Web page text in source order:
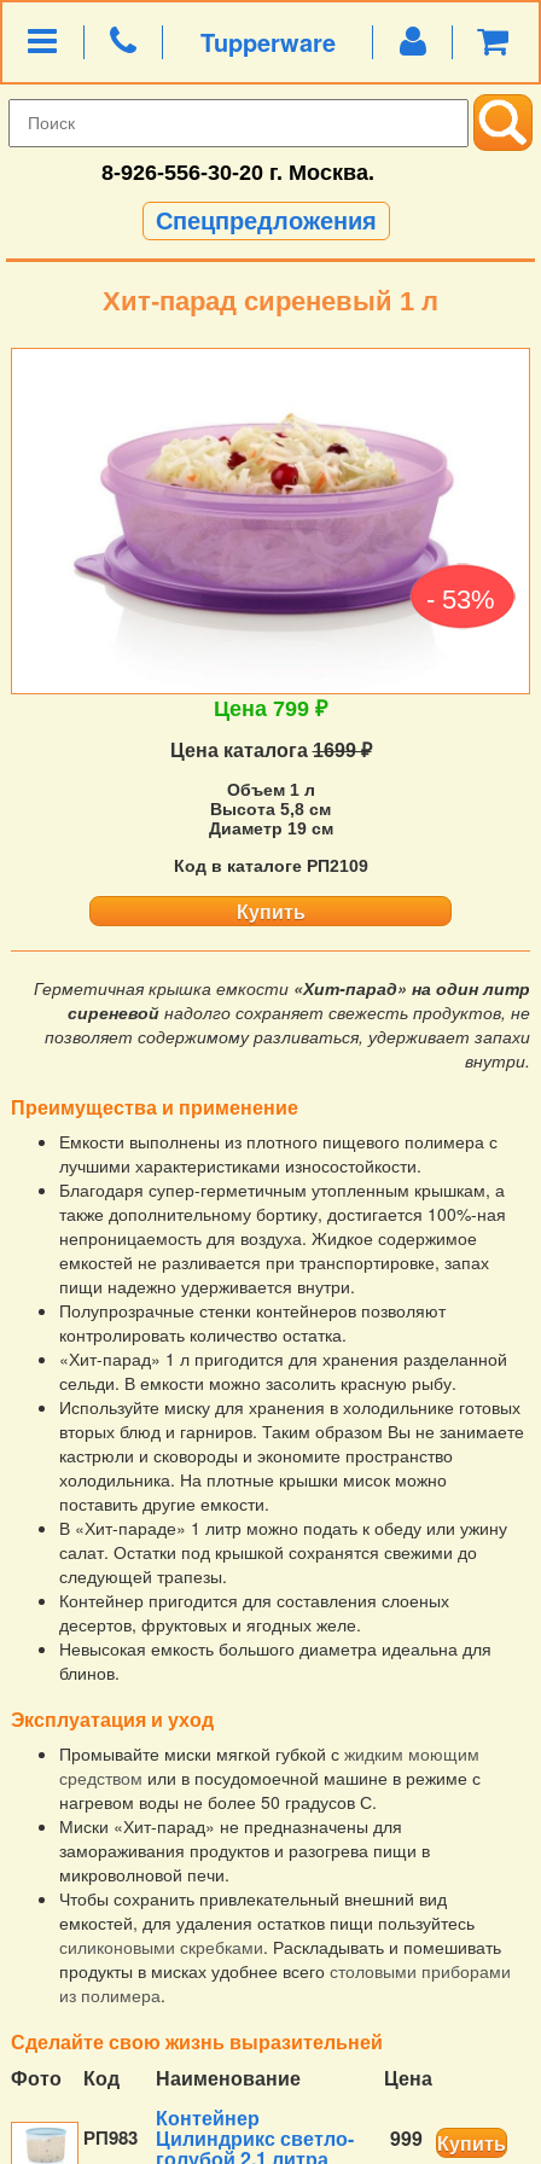
Tupperware
8-926-556-30-20г. Москва.
Спецпредложения
Хит-парад сиреневый 1 л
- 53%
Цена 799 ₽
Цена каталога1699 ₽
Объем 1 л
Высота 5,8 см
Диаметр 19 см
Код в каталоге РП2109
Купить
Герметичная крышка емкости «Хит-парад» на один литр
сиреневойнадолго сохраняет свежесть продуктов, не
позволяет содержимому разливаться, удерживает запахи
внутри.
Преимущества и применение
Емкости выполнены из плотного пищевого полимера с
лучшими характеристиками износостойкости.
Благодаря супер-герметичным утопленным крышкам, а
также дополнительному бортику, достигается 100%-ная
непроницаемость для воздуха. Жидкое содержимое
емкостей не разливается при транспортировке, запах
пищи надежно удерживается внутри.
Полупрозрачные стенки контейнеров позволяют
контролировать количество остатка.
«Хит-парад» 1 л пригодится для хранения разделанной
сельди. В емкости можно засолить красную рыбу.
Используйте миску для хранения в холодильнике готовых
вторых блюд и гарниров. Таким образом Вы не занимаете
кастрюли и сковороды и экономите пространство
холодильника. На плотные крышки мисок можно
поставить другие емкости.
В «Хит-параде» 1 литр можно подать к обеду или ужину
салат. Остатки под крышкой сохранятся свежими до
следующей трапезы.
Контейнер пригодится для составления слоеных
десертов, фруктовых и ягодных желе.
Невысокая емкость большого диаметра идеальна для
блинов.
Эксплуатация и уход
Промывайте миски мягкой губкой сжидким моющим
средством или в посудомоечной машине в режиме с
нагревом воды не более 50 градусов С.
Миски «Хит-парад» не предназначены для
замораживания продуктов и разогрева пищи в
микроволновой печи.
Чтобы сохранить привлекательный внешний вид
емкостей, для удаления остатков пищи пользуйтесь
силиконовыми скребками. Раскладывать и помешивать
продукты в мисках удобнее всегостоловыми приборами
из полимера.
Сделайте свою жизнь выразительней
Фото
Код Наименование Цена
РП983
Контейнер
Цилиндрикс светло- 999 Купить